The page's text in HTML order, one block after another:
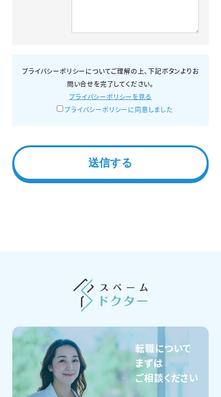
プライバシーポリシーについてご理解の上、下記ボタンよりお
問い合せを完了してください。
プライバシーポリシーを見る
プライバシーポリシーに同意しました
転職について
まずは
ご相談ください